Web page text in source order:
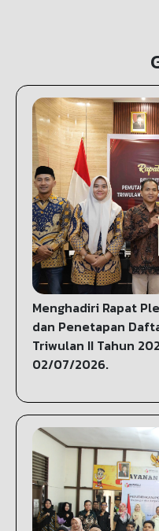
Menghadiri Rapat
dan Penetapan
Triwulan II Tahun
02/07/2026.